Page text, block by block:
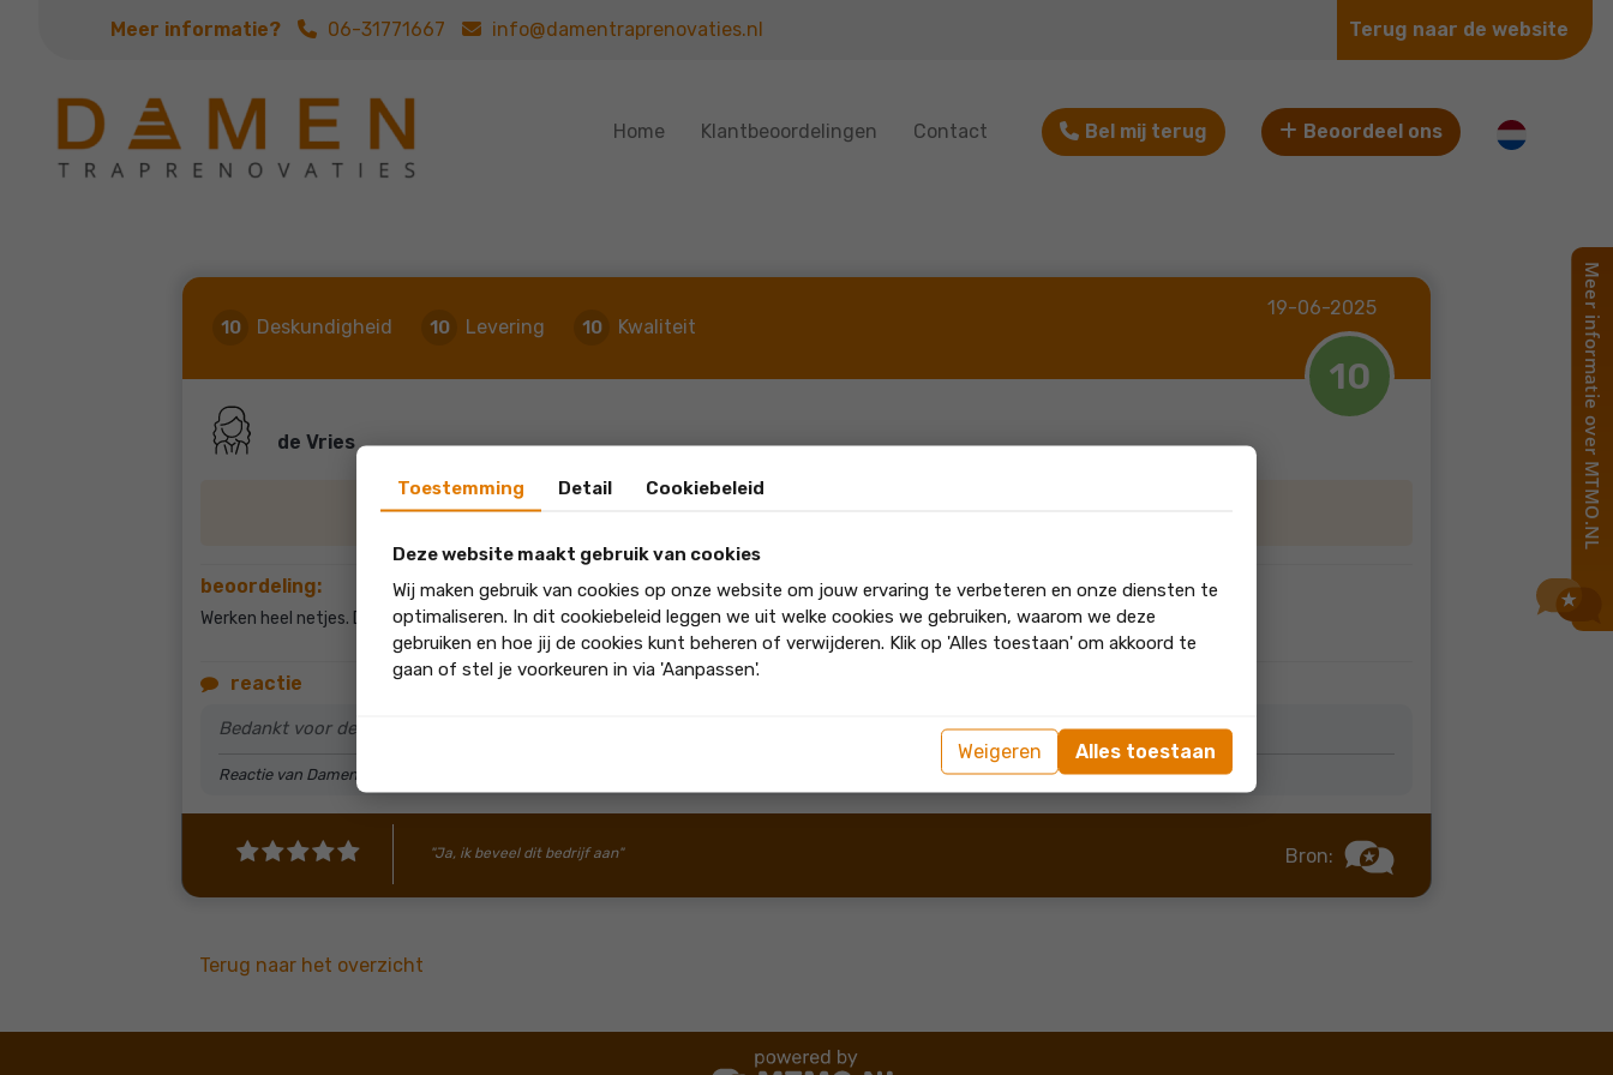
Meer informatie? 06-31771667 info@damentraprenovaties.nl Terug naar de website
Home Klantbeoordelingen Contact Bel mij terug Beoordeel ons
19-06-2025
10
10 Deskundigheid 10 Levering 10 Kwaliteit
de Vries
beoordeling:
Werken heel netjes. Denken met je mee. Zeer enthousiaste mannen. De trap is heel mooi geworden. Wij zijn er blij mee.
reactie
Bedankt voor de gezelligheid vandaag en natuurlijk de mooie klus. Super dat jullie er blij mee zijn! Groetjes van ons!
Reactie van Damen Traprenovaties
"Ja, ik beveel dit bedrijf aan" Bron:
Terug naar het overzicht
Toestemming Detail Cookiebeleid
Deze website maakt gebruik van cookies
Wij maken gebruik van cookies op onze website om jouw ervaring te verbeteren en onze diensten te
optimaliseren. In dit cookiebeleid leggen we uit welke cookies we gebruiken, waarom we deze
gebruiken en hoe jij de cookies kunt beheren of verwijderen. Klik op 'Alles toestaan' om akkoord te
gaan of stel je voorkeuren in via 'Aanpassen'.
Weigeren Alles toestaan